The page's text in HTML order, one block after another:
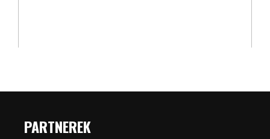
PARTNEREK